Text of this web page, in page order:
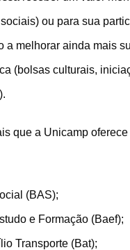
ou para sua
a melhorar ainda mais
(bolsas culturais,
que a Unicamp
(BAS);
e Formação (Baef);
Transporte (Bat);